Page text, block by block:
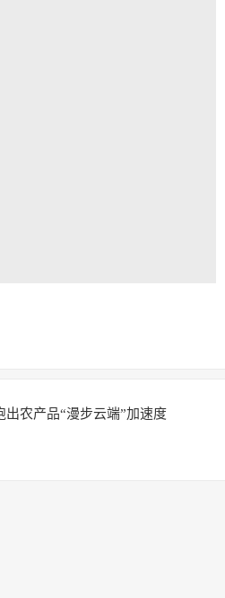
出农产品“漫步云端”加速度